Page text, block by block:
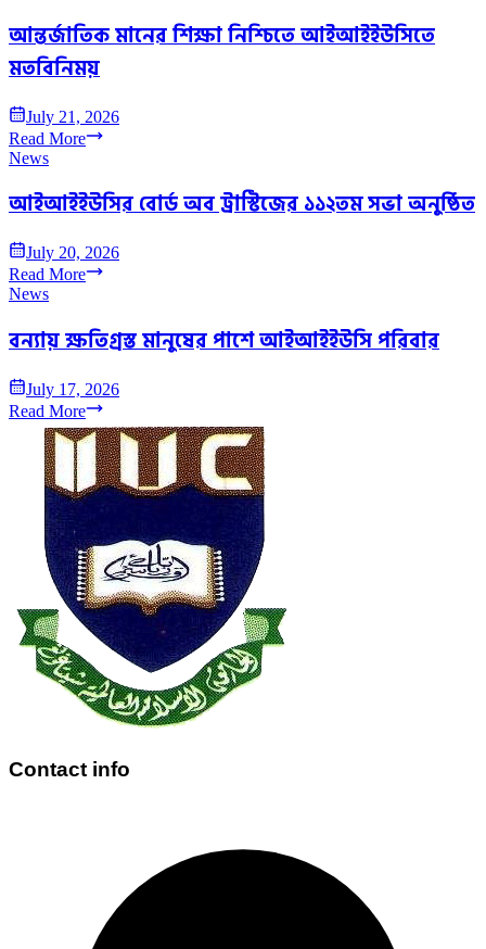
আন্তর্জাতিক মানের শিক্ষা নিশ্চিতে আইআইইউসিতে
মতবিনিময়
July 21, 2026
Read More
News
আইআইইউসির বোর্ড অব ট্রাস্টিজের ১১২তম সভা অনুষ্ঠিত
July 20, 2026
Read More
News
বন্যায় ক্ষতিগ্রস্ত মানুষের পাশে আইআইইউসি পরিবার
July 17, 2026
Read More
Contact info